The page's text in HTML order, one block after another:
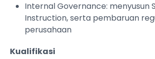
Internal Governance: menyusun
Instruction, serta pembaruan
perusahaan
Kualifikasi